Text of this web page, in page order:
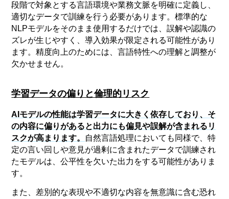
段階で対象とする言語環境や業務文脈を明確に定義し、
適切なデータで訓練を行う必要があります。標準的な
NLPモデルをそのまま使用するだけでは、誤解や認識の
ズレが生じやすく、導入効果が限定される可能性があり
ます。精度向上のためには、言語特性への理解と調整が
欠かせません。
学習データの偏りと倫理的リスク
AIモデルの性能は学習データに大きく依存しており、そ
の内容に偏りがあると出力にも偏見や誤解が含まれるリ
スクが高まります。 自然言語処理においても同様で、特
定の言い回しや意見が過剰に含まれたデータで訓練され
たモデルは、公平性を欠いた出力をする可能性がありま
す。
また、差別的な表現や不適切な内容を無意識に含む恐れ